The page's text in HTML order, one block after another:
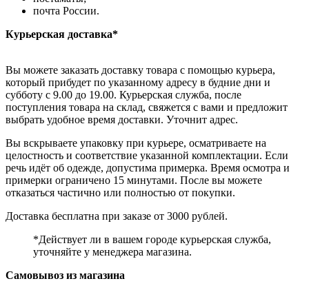
почта России.
Курьерская доставка*
Вы можете заказать доставку товара с помощью курьера,
который прибудет по указанному адресу в будние дни и
субботу с 9.00 до 19.00. Курьерская служба, после
поступления товара на склад, свяжется с вами и предложит
выбрать удобное время доставки. Уточнит адрес.
Вы вскрываете упаковку при курьере, осматриваете на
целостность и соответствие указанной комплектации. Если
речь идёт об одежде, допустима примерка. Время осмотра и
примерки ограничено 15 минутами. После вы можете
отказаться частично или полностью от покупки.
Доставка бесплатна при заказе от 3000 рублей.
*Действует ли в вашем городе курьерская служба,
уточняйте у менеджера магазина.
Самовывоз из магазина